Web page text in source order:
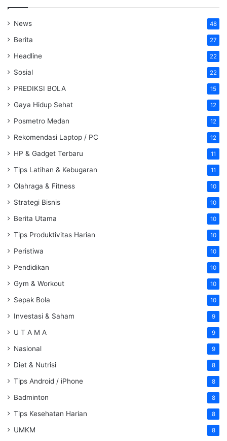
News 48
Berita 27
Headline 22
Sosial 22
PREDIKSI BOLA 15
Gaya Hidup Sehat 12
Posmetro Medan 12
Rekomendasi Laptop / PC 12
HP & Gadget Terbaru 11
Tips Latihan & Kebugaran 11
Olahraga & Fitness 10
Strategi Bisnis 10
Berita Utama 10
Tips Produktivitas Harian 10
Peristiwa 10
Pendidikan 10
Gym & Workout 10
Sepak Bola 10
Investasi & Saham 9
U T A M A 9
Nasional 9
Diet & Nutrisi 8
Tips Android / iPhone 8
Badminton 8
Tips Kesehatan Harian 8
UMKM 8